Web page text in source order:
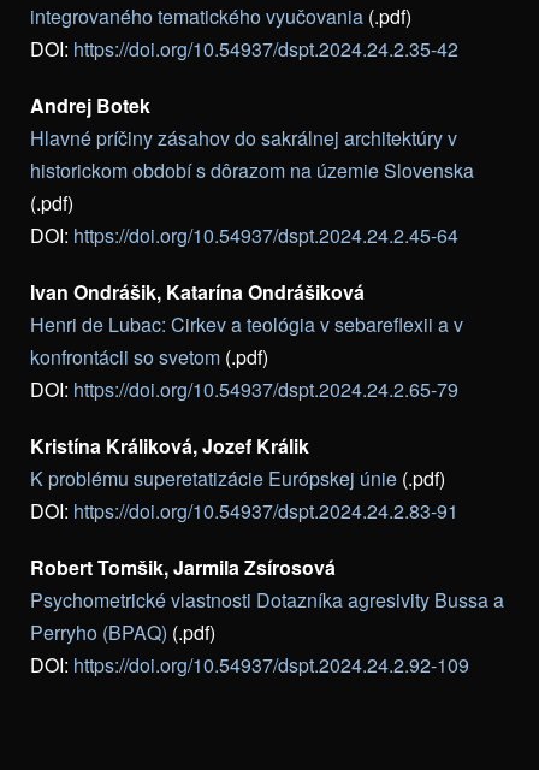
integrovaného tematického vyučovania (.pdf)
DOI: https://doi.org/10.54937/dspt.2024.24.2.35-42
Andrej Botek
Hlavné príčiny zásahov do sakrálnej architektúry v
historickom období s dôrazom na územie Slovenska
(.pdf)
DOI: https://doi.org/10.54937/dspt.2024.24.2.45-64
Ivan Ondrášik, Katarína Ondrášiková
Henri de Lubac: Cirkev a teológia v sebareflexii a v
konfrontácii so svetom (.pdf)
DOI: https://doi.org/10.54937/dspt.2024.24.2.65-79
Kristína Králiková, Jozef Králik
K problému superetatizácie Európskej únie (.pdf)
DOI: https://doi.org/10.54937/dspt.2024.24.2.83-91
Robert Tomšik, Jarmila Zsírosová
Psychometrické vlastnosti Dotazníka agresivity Bussa a
Perryho (BPAQ) (.pdf)
DOI: https://doi.org/10.54937/dspt.2024.24.2.92-109